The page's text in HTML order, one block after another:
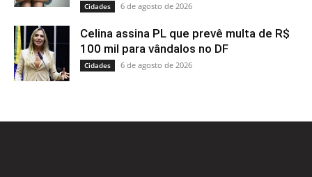
Cidades 6 de agosto de 2026
Celina assina PL que prevê multa de R$
100 mil para vândalos no DF
Cidades 6 de agosto de 2026